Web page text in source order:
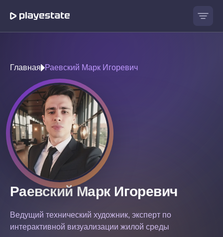
Главная Раевский Марк Игоревич
Раевский Марк Игоревич
Ведущий технический художник, эксперт по
интерактивной визуализации жилой среды